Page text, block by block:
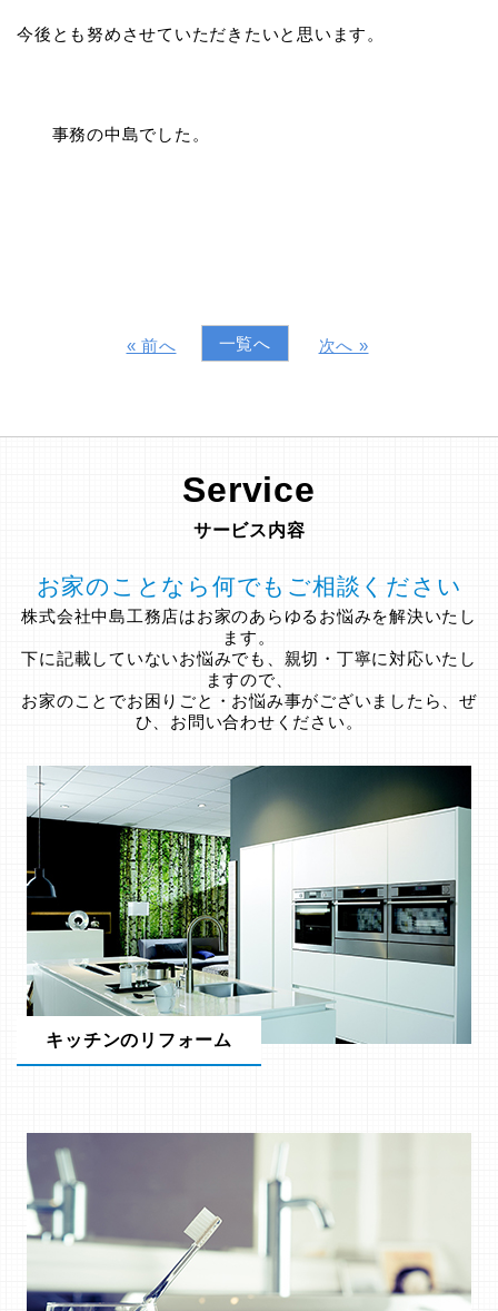
今後とも努めさせていただきたいと思います。
事務の中島でした。
« 前へ 一覧へ 次へ »
Service
サービス内容
お家のことなら何でもご相談ください
株式会社中島工務店はお家のあらゆるお悩みを解決いたし
ます。
下に記載していないお悩みでも、親切・丁寧に対応いたし
ますので、
お家のことでお困りごと・お悩み事がございましたら、ぜ
ひ、お問い合わせください。
キッチンのリフォーム